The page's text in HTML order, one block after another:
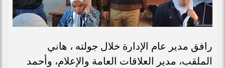
رافق مدير عام الإدارة خلال جولته ، هاني
الملقب، مدير العلاقات العامة والإعلام، وأحمد